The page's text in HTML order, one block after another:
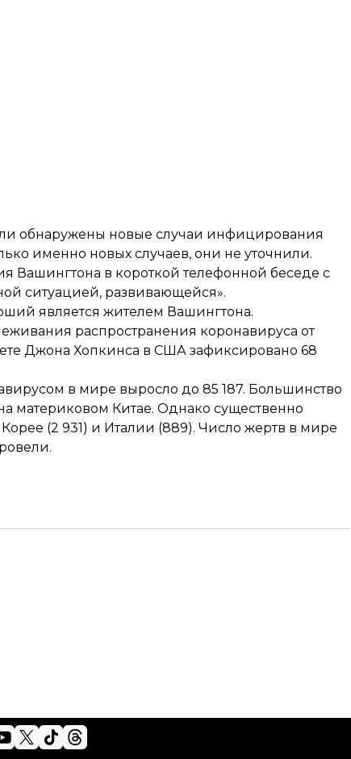
обнаружены новые случаи инфицирования
именно новых случаев, они не уточнили.
Вашингтона в короткой телефонной беседе с
ситуацией, развивающейся».
является жителем Вашингтона.
распространения коронавируса от
Джона Хопкинса в США зафиксировано 68
в мире выросло до 85 187. Большинство
материковом Китае. Однако существенно
(2 931) и Италии (889). Число жертв в мире